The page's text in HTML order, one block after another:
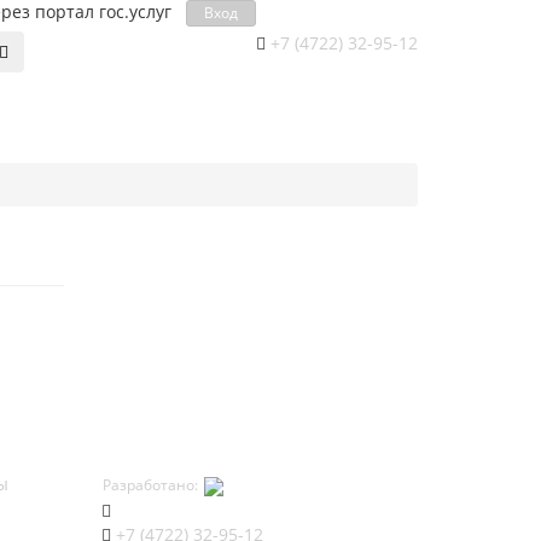
портал гос.уcлуг Вход
+7 (4722) 32-95-12
Разработано:
+7 (4722) 32-95-12